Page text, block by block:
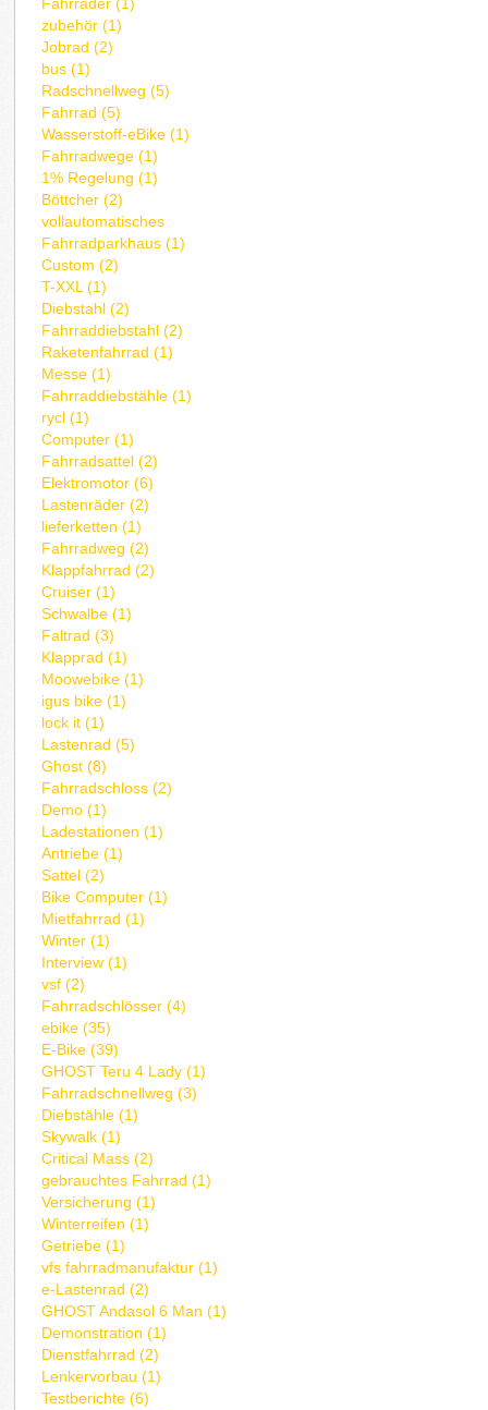
Fahrräder (1)
zubehör (1)
Jobrad (2)
bus (1)
Radschnellweg (5)
Fahrrad (5)
Wasserstoff-eBike (1)
Fahrradwege (1)
1% Regelung (1)
Böttcher (2)
vollautomatisches
Fahrradparkhaus (1)
Custom (2)
T-XXL (1)
Diebstahl (2)
Fahrraddiebstahl (2)
Raketenfahrrad (1)
Messe (1)
Fahrraddiebstähle (1)
rycl (1)
Computer (1)
Fahrradsattel (2)
Elektromotor (6)
Lastenräder (2)
lieferketten (1)
Fahrradweg (2)
Klappfahrrad (2)
Cruiser (1)
Schwalbe (1)
Faltrad (3)
Klapprad (1)
Moowebike (1)
igus bike (1)
lock it (1)
Lastenrad (5)
Ghost (8)
Fahrradschloss (2)
Demo (1)
Ladestationen (1)
Antriebe (1)
Sattel (2)
Bike Computer (1)
Mietfahrrad (1)
Winter (1)
Interview (1)
vsf (2)
Fahrradschlösser (4)
ebike (35)
E-Bike (39)
GHOST Teru 4 Lady (1)
Fahrradschnellweg (3)
Diebstähle (1)
Skywalk (1)
Critical Mass (2)
gebrauchtes Fahrrad (1)
Versicherung (1)
Winterreifen (1)
Getriebe (1)
vfs fahrradmanufaktur (1)
e-Lastenrad (2)
GHOST Andasol 6 Man (1)
Demonstration (1)
Dienstfahrrad (2)
Lenkervorbau (1)
Testberichte (6)